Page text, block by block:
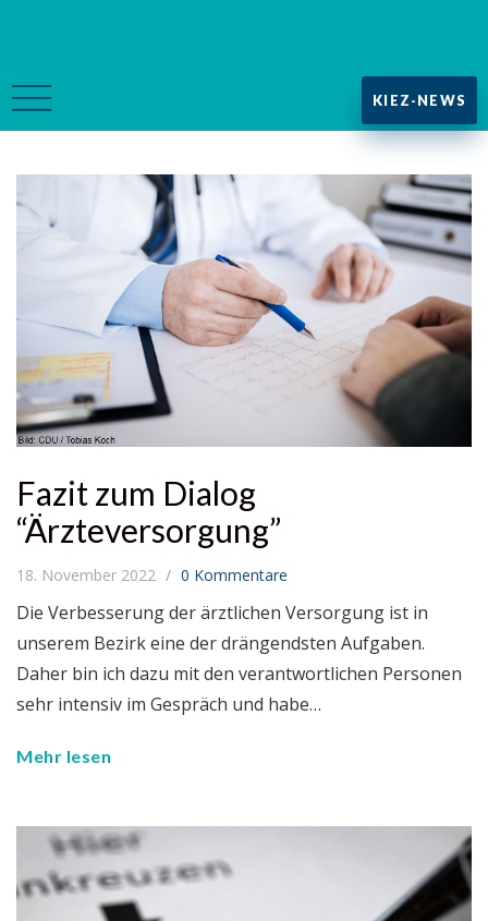
KIEZ-NEWS
Fazit zum Dialog
“Ärzteversorgung”
18. November 2022 0 Kommentare
Die Verbesserung der ärztlichen Versorgung ist in
unserem Bezirk eine der drängendsten Aufgaben.
Daher bin ich dazu mit den verantwortlichen Personen
sehr intensiv im Gespräch und habe…
Mehr lesen